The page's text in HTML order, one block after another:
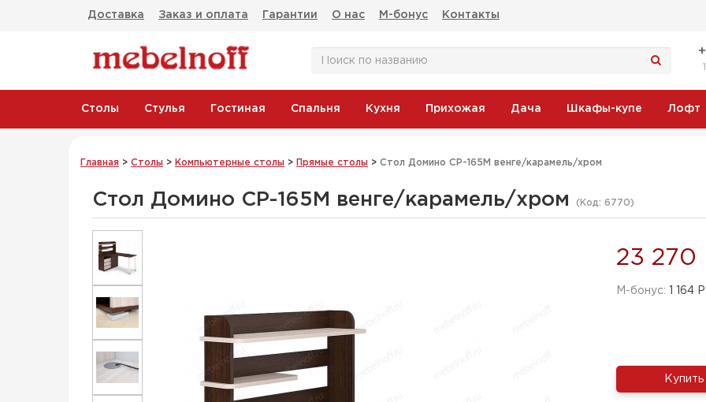
Доставка Заказ и оплата Гарантии О нас М-бонус Контакты
Столы Стулья Гостиная Спальня Кухня Прихожая Дача Шкафы-купе Лофт
Главная > Столы > Компьютерные столы > Прямые столы > Стол Домино СР-165М венге/карамель/хром
Стол Домино СР-165М венге/карамель/хром (Код: 6770)
23 270
M-бонус: 1 164 Р
Купить